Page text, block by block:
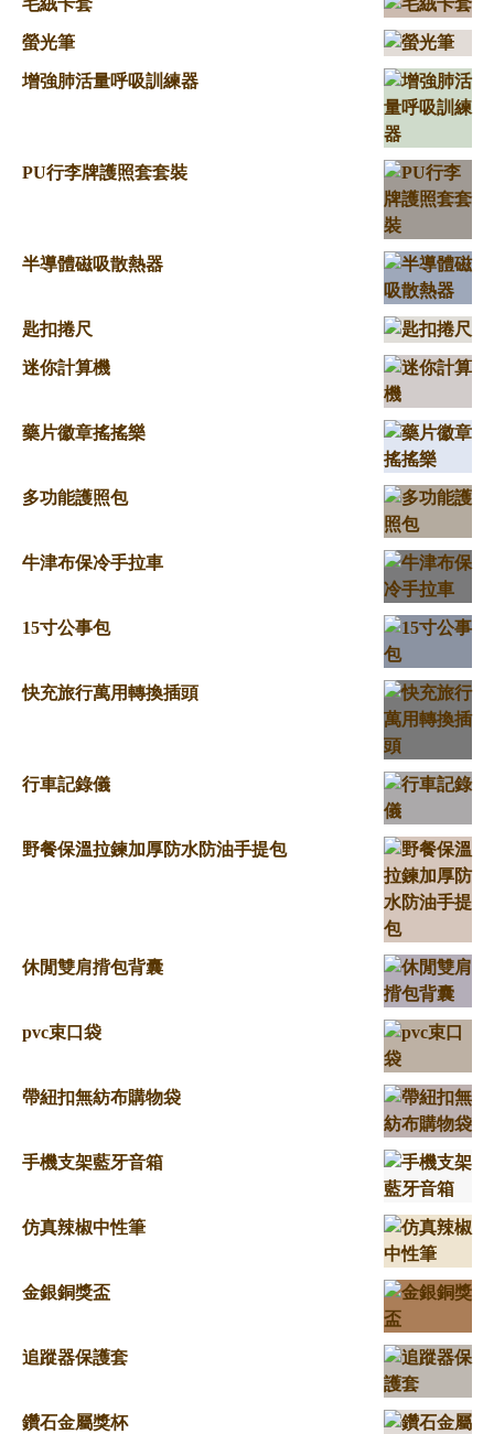
毛絨卡套
螢光筆
增強肺活量呼吸訓練器
PU行李牌護照套套裝
半導體磁吸散熱器
匙扣捲尺
迷你計算機
藥片徽章搖搖樂
多功能護照包
牛津布保冷手拉車
15寸公事包
快充旅行萬用轉換插頭
行車記錄儀
野餐保溫拉鍊加厚防水防油手提包
休閒雙肩揹包背囊
pvc束口袋
帶紐扣無紡布購物袋
手機支架藍牙音箱
仿真辣椒中性筆
金銀銅獎盃
追蹤器保護套
鑽石金屬獎杯